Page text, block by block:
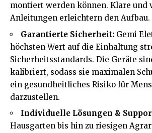
montiert werden können. Klare und
Anleitungen erleichtern den Aufbau.
Garantierte Sicherheit: Gemi
höchsten Wert auf die Einhaltung
Sicherheitsstandards. Die Geräte
kalibriert, sodass sie maximalen
ein gesundheitliches Risiko für
darzustellen.
Individuelle Lösungen &
Hausgarten bis hin zu riesigen